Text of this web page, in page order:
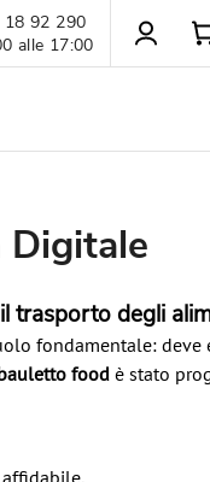
18 92 290
alle 17:00
Digitale
trasporto degli
fondamentale: deve
food è stato